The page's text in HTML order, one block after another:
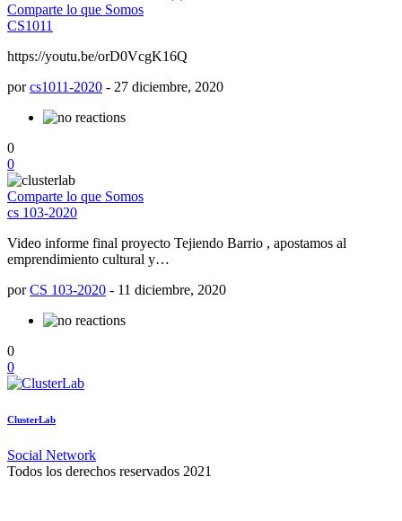
Comparte lo que Somos
CS1011
https://youtu.be/orD0VcgK16Q
porcs1011-2020 - 27 diciembre, 2020
0
0
Comparte lo que Somos
cs 103-2020
Video informe final proyecto Tejiendo Barrio , apostamos al
emprendimiento cultural y…
porCS 103-2020 - 11 diciembre, 2020
0
0
ClusterLab
Social Network
Todos los derechos reservados 2021